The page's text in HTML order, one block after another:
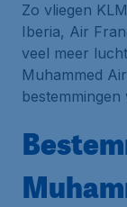
Zo vliegen
Iberia, Air
veel meer
Muhammed
bestemmingen